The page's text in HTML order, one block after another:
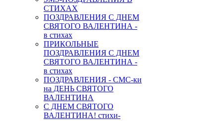
СТИХАХ
ПОЗДРАВЛЕНИЯ С ДНЕМ
СВЯТОГО ВАЛЕНТИНА -
в стихах
ПРИКОЛЬНЫЕ
ПОЗДРАВЛЕНИЯ С ДНЕМ
СВЯТОГО ВАЛЕНТИНА -
в стихах
ПОЗДРАВЛЕНИЯ - СМС-ки
на ДЕНЬ СВЯТОГО
ВАЛЕНТИНА
С ДНЕМ СВЯТОГО
ВАЛЕНТИНА! стихи-